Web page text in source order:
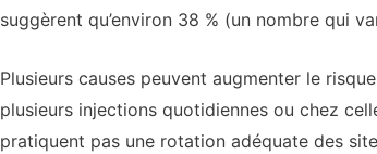
suggèrent qu’environ 38 % (un nombre qui
Plusieurs causes peuvent augmenter le
plusieurs injections quotidiennes ou chez
pratiquent pas une rotation adéquate des